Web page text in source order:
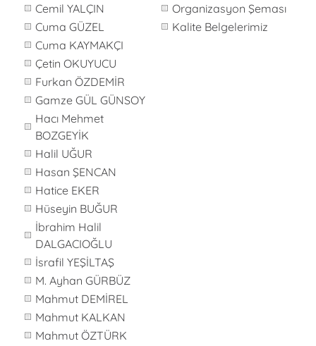
Cemil YALÇIN
Cuma GÜZEL
Cuma KAYMAKÇI
Çetin OKUYUCU
Furkan ÖZDEMİR
Gamze GÜL GÜNSOY
Hacı Mehmet
BOZGEYİK
Halil UĞUR
Hasan ŞENCAN
Hatice EKER
Hüseyin BUĞUR
İbrahim Halil
DALGACIOĞLU
İsrafil YEŞİLTAŞ
M. Ayhan GÜRBÜZ
Mahmut DEMİREL
Mahmut KALKAN
Mahmut ÖZTÜRK
Organizasyon Şeması
Kalite Belgelerimiz